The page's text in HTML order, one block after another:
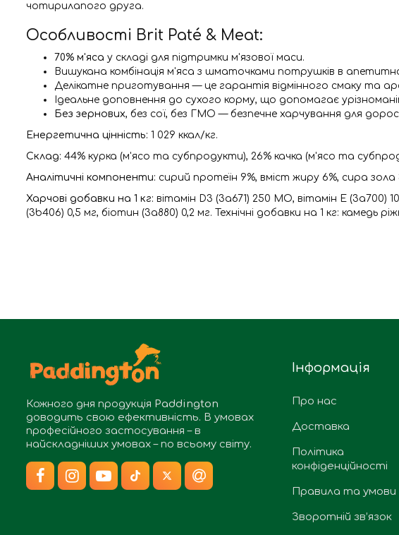
чотирилапого друга.
Особливості Brit Paté & Meat:
70% м'яса у складі для підтримки м'язової маси.
Вишукана комбінація м'яса з шматочками потрушків в
Делікатне приготування — це гарантія відмінного смаку та
Ідеальне доповнення до сухого корму, що допомагає
Без зернових, без сої, без ГМО — безпечне харчування для
Енергетична цінність: 1 029 ккал/кг.
Склад: 44% курка (м'ясо та субпродукти), 26% качка (м'ясо та
Аналітичні компоненти: сирий протеїн 9%, вміст жиру 6%, сира зола
Харчові добавки на 1 кг: вітамін D3 (3a671) 250 МО, вітамін E (3a700)
(3b406) 0,5 мг, біотин (3a880) 0,2 мг. Технічні добавки на 1 кг: камедь
Кожного дня продукція Paddington
доводить свою ефективність. В умовах
професійного застосування – в
найскладніших умовах – по всьому світу.
Інформація
Про нас
Доставка
Політика
конфіденційності
Правила та умови
Зворотній зв’язок